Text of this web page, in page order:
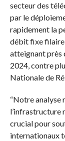
secteur des
par le
rapidement la
débit fixe filaire
atteignant près
2024, contre
Nationale de
“Notre analyse
l’infrastructure
crucial pour
internationaux